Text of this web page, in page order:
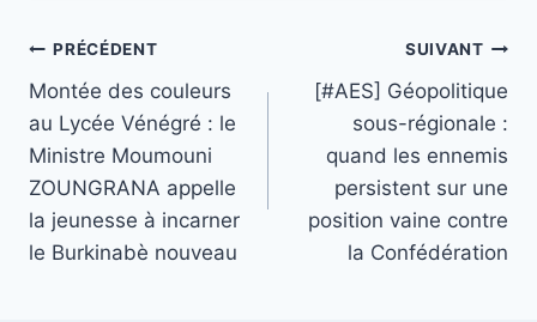
Navigation
de
l’article
PRÉCÉDENT
Montée des couleurs
au Lycée Vénégré : le
Ministre Moumouni
ZOUNGRANA appelle
la jeunesse à incarner
le Burkinabè nouveau
SUIVANT
[#AES] Géopolitique
sous-régionale :
quand les ennemis
persistent sur une
position vaine contre
la Confédération